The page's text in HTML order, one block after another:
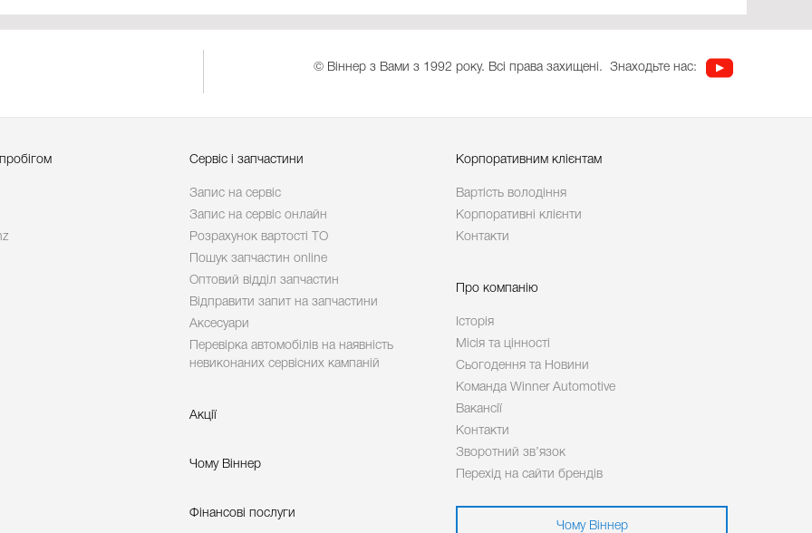
© Віннер з Вами з 1992 року. Всі права захищені. Знаходьте нас:
Сервіс і запчастини
Запис на сервіс
Запис на сервіс онлайн
Розрахунок вартості ТО
Пошук запчастин online
Оптовий відділ запчастин
Відправити запит на запчастини
Аксесуари
Перевірка автомобілів на наявність
невиконаних сервісних кампаній
Акції
Чому Віннер
Фінансові послуги
Корпоративним клієнтам
Вартість володіння
Корпоративні клієнти
Контакти
Про компанію
Історія
Місія та цінності
Сьогодення та Новини
Команда Winner Automotive
Вакансії
Контакти
Зворотний зв’язок
Перехід на сайти брендів
Чому Віннер